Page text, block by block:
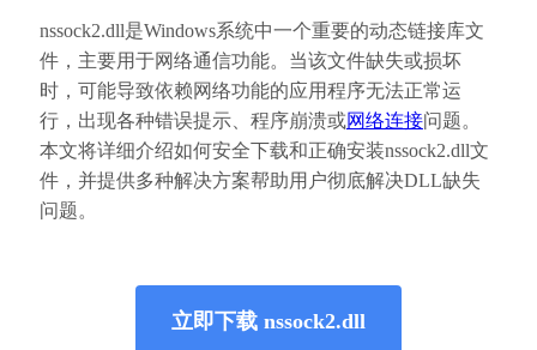
nssock2.dll是Windows系统中一个重要的动态链接库文
件，主要用于网络通信功能。当该文件缺失或损坏
时，可能导致依赖网络功能的应用程序无法正常运
行，出现各种错误提示、程序崩溃或网络连接问题。
本文将详细介绍如何安全下载和正确安装nssock2.dll文
件，并提供多种解决方案帮助用户彻底解决DLL缺失
问题。
立即下载 nssock2.dll